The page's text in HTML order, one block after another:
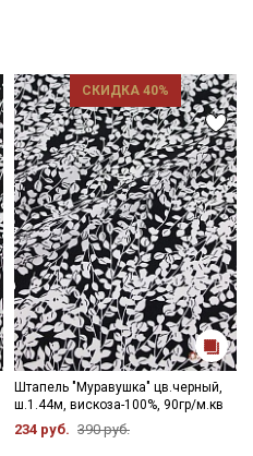
СКИДКА 40%
Штапель "Муравушка" цв.черный,
ш.1.44м, вискоза-100%, 90гр/м.кв
234 руб. 390 руб.